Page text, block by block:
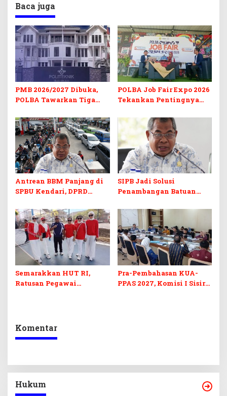
Baca juga
PMB 2026/2027 Dibuka,
POLBA Tawarkan Tiga
Kuliah Gratis
POLBA Job Fair Expo 2026
Tekankan Pentingnya
Digital
Antrean BBM Panjang di
SPBU Kendari, DPRD
Barcode Curang
SIPB Jadi Solusi
Penambangan Batuan
di Sultra
Semarakkan HUT RI,
Ratusan Pegawai
Pra-Pembahasan KUA-
PPAS 2027, Komisi I Sisir
Komentar
Hukum